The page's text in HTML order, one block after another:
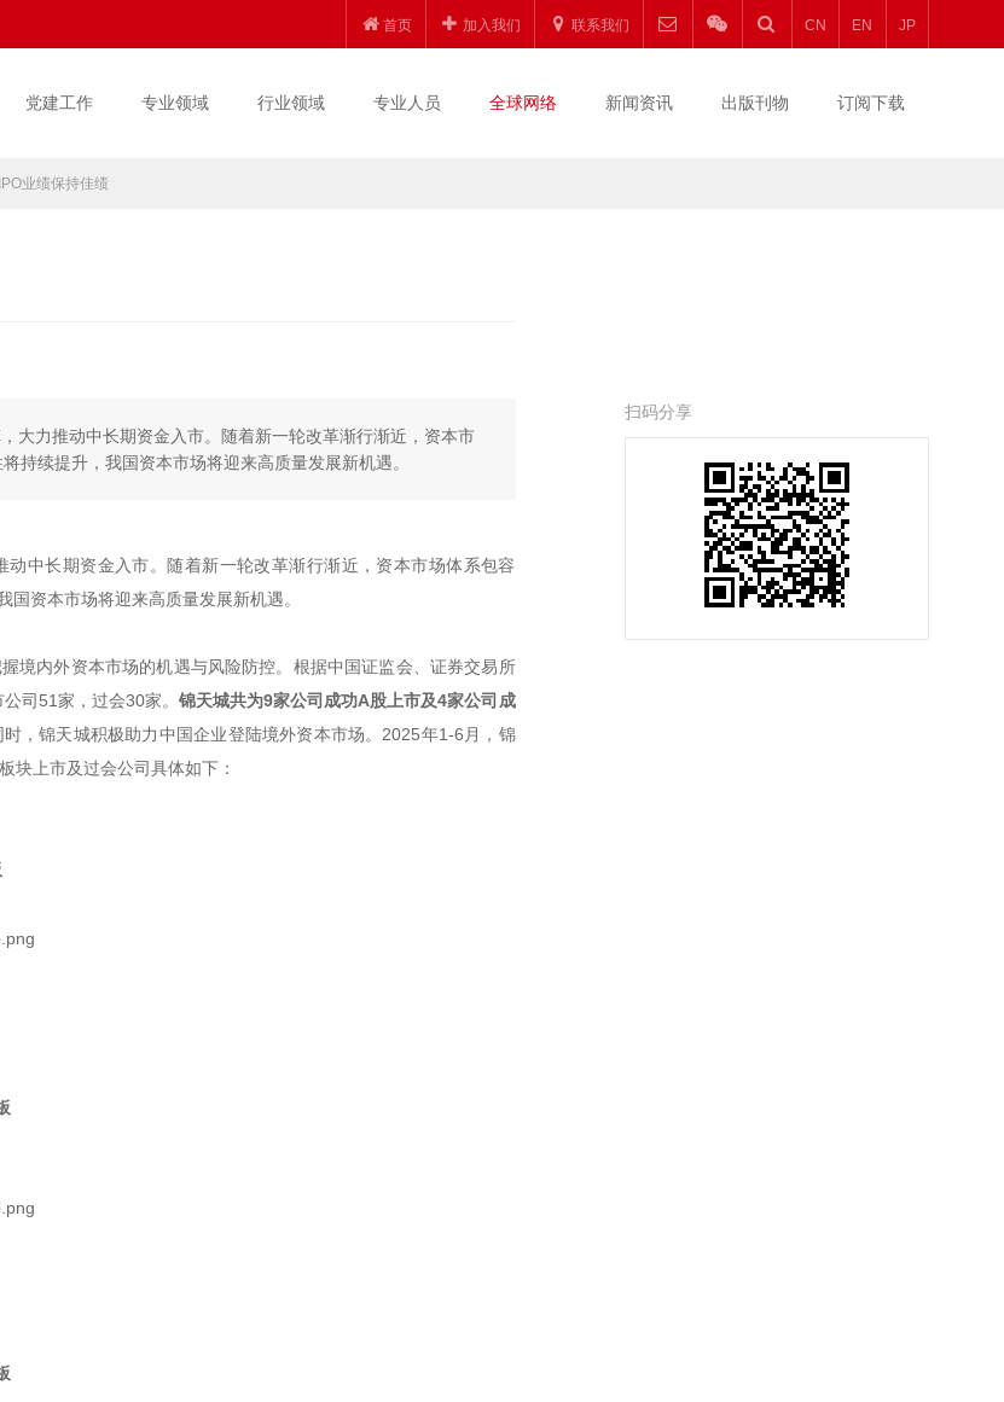
首页 加入我们 联系我们 CN EN JP
党建工作 专业领域 行业领域 专业人员 全球网络 新闻资讯 出版刊物 订阅下载
业绩保持佳绩
大力推动中长期资金入市。随着新一轮改革渐行渐近，资本市
持续提升，我国资本市场将迎来高质量发展新机遇。
中长期资金入市。随着新一轮改革渐行渐近，资本市场体系包容
资本市场将迎来高质量发展新机遇。
境内外资本市场的机遇与风险防控。根据中国证监会、证券交易所
公司51家，过会30家。锦天城共为9家公司成功A股上市及4家公司成
时，锦天城积极助力中国企业登陆境外资本市场。2025年1-6月，锦
块上市及过会公司具体如下：
扫码分享